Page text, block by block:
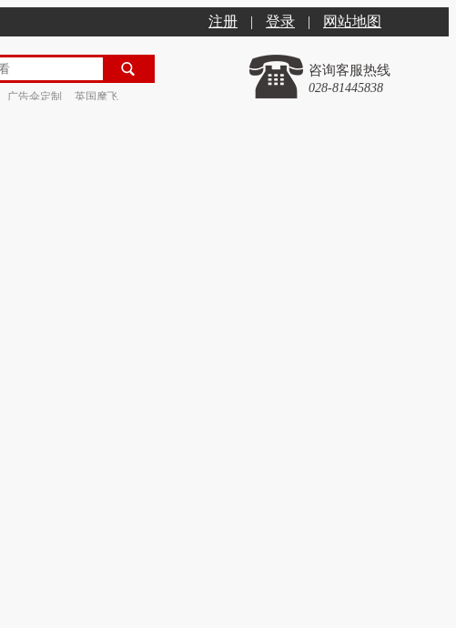
注册 | 登录 | 网站地图
广告伞定制 英国摩飞
咨询客服热线
028-81445838